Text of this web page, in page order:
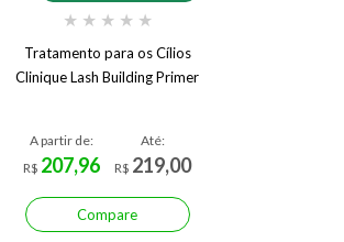
★ ★ ★ ★ ★
Tratamento para os Cílios
Clinique Lash Building Primer
A partir de:
R$ 207,96
Até:
R$ 219,00
Compare